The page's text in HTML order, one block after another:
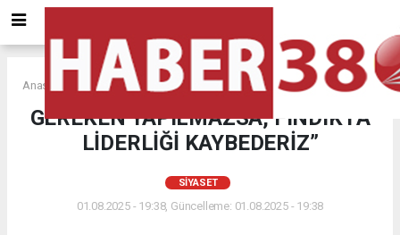
Anasayfa SİYASET
GEREKEN YAPILMAZSA, FINDIKTA
LİDERLİĞİ KAYBEDERİZ”
SİYASET
01.08.2025 - 19:38, Güncelleme: 01.08.2025 - 19:38